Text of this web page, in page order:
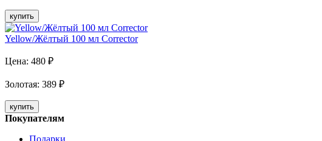
купить
Yellow/Жёлтый 100 мл Corrector
Цена: 480 ₽
Золотая: 389 ₽
купить
Покупателям
Подарки